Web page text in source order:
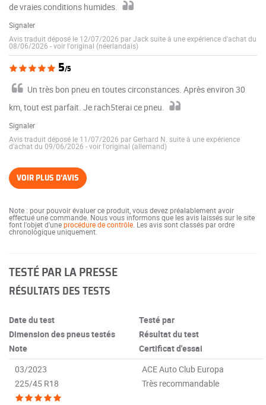
de vraies conditions humides.
Signaler
Avis traduit déposé le 12/07/2026 par Jack suite à une expérience d'achat du
08/06/2026 -voir l'original (néerlandais)
5/5
Un très bon pneu en toutes circonstances. Après environ 30
km, tout est parfait. Je rach5terai ce pneu.
Signaler
Avis traduit déposé le 11/07/2026 par Gerhard N. suite à une expérience
d'achat du 09/06/2026 -voir l'original (allemand)
VOIR PLUS D'AVIS
Note : pour pouvoir évaluer ce produit, vous devez préalablement avoir
effectué une commande. Nous vous informons que les avis laissés sur le site
font l'objet d'uneprocédure de contrôle . Les avis sont classés par ordre
chronologique uniquement.
TESTÉ PAR LA PRESSE
RÉSULTATS DES TESTS
Date du test
Testé par
Dimension des pneus testés
Résultat du test
Note
Certificat d'essai
03/2023
ACE Auto Club Europa
225/45 R18
Très recommandable